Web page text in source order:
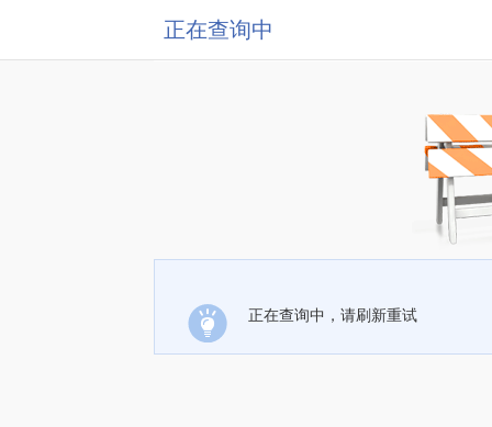
正在查询中
正在查询中，请刷新重试